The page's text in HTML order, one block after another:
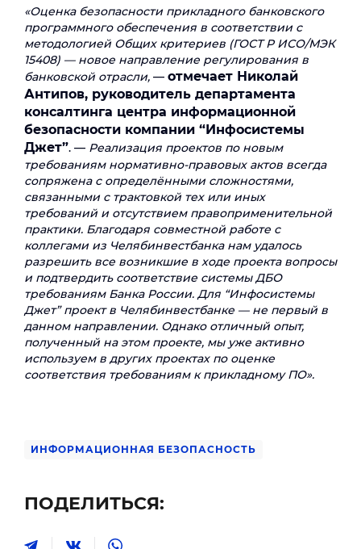
«Оценка безопасности прикладного банковского
программного обеспечения в соответствии с
методологией Общих критериев (ГОСТ Р ИСО/МЭК
15408) — новое направление регулирования в
банковской отрасли, — отмечает Николай
Антипов, руководитель департамента
консалтинга центра информационной
безопасности компании “Инфосистемы
Джет”. — Реализация проектов по новым
требованиям нормативно-правовых актов всегда
сопряжена с определёнными сложностями,
связанными с трактовкой тех или иных
требований и отсутствием правоприменительной
практики. Благодаря совместной работе с
коллегами из Челябинвестбанка нам удалось
разрешить все возникшие в ходе проекта вопросы
и подтвердить соответствие системы ДБО
требованиям Банка России. Для “Инфосистемы
Джет” проект в Челябинвестбанке — не первый в
данном направлении. Однако отличный опыт,
полученный на этом проекте, мы уже активно
используем в других проектах по оценке
соответствия требованиям к прикладному ПО».
ИНФОРМАЦИОННАЯ БЕЗОПАСНОСТЬ
ПОДЕЛИТЬСЯ: